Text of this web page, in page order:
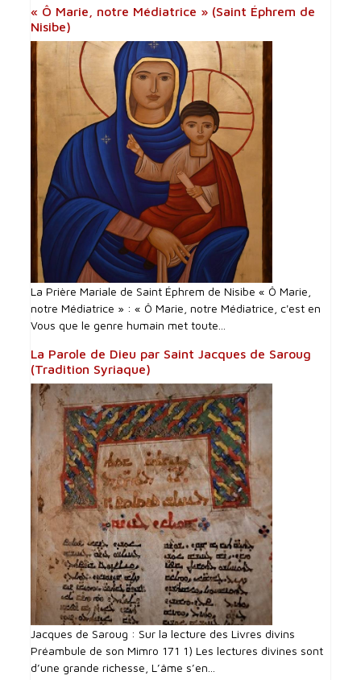
« Ô Marie, notre Médiatrice » (Saint Éphrem de
Nisibe)
La Prière Mariale de Saint Éphrem de Nisibe « Ô Marie,
notre Médiatrice » : « Ô Marie, notre Médiatrice, c'est en
Vous que le genre humain met toute...
La Parole de Dieu par Saint Jacques de Saroug
(Tradition Syriaque)
Jacques de Saroug : Sur la lecture des Livres divins
Préambule de son Mimro 171 1) Les lectures divines sont
d’une grande richesse, L’âme s’en...